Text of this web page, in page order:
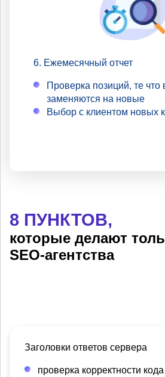
Ежемесячный отчет
Проверка позиций, те
заменяются на новые
Выбор с клиентом новых
8 ПУНКТОВ,
которые делают
SEO-агентства
Заголовки ответов сервера
проверка корректности